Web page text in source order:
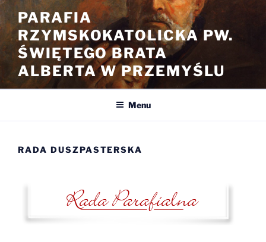
Przejdź
do
treści
PARAFIA
RZYMSKOKATOLICKA PW.
ŚWIĘTEGO BRATA
ALBERTA W PRZEMYŚLU
Menu
RADA DUSZPASTERSKA